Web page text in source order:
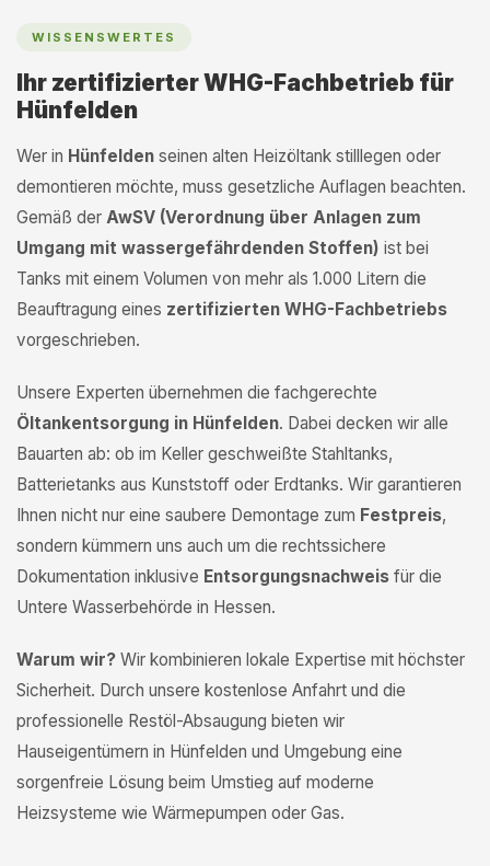
WISSENSWERTES
Ihr zertifizierter WHG-Fachbetrieb für
Hünfelden
Wer in Hünfelden seinen alten Heizöltank stilllegen oder
demontieren möchte, muss gesetzliche Auflagen beachten.
Gemäß der AwSV (Verordnung über Anlagen zum
Umgang mit wassergefährdenden Stoffen) ist bei
Tanks mit einem Volumen von mehr als 1.000 Litern die
Beauftragung eines zertifizierten WHG-Fachbetriebs
vorgeschrieben.
Unsere Experten übernehmen die fachgerechte
Öltankentsorgung in Hünfelden. Dabei decken wir alle
Bauarten ab: ob im Keller geschweißte Stahltanks,
Batterietanks aus Kunststoff oder Erdtanks. Wir garantieren
Ihnen nicht nur eine saubere Demontage zum Festpreis,
sondern kümmern uns auch um die rechtssichere
Dokumentation inklusive Entsorgungsnachweis für die
Untere Wasserbehörde in Hessen.
Warum wir? Wir kombinieren lokale Expertise mit höchster
Sicherheit. Durch unsere kostenlose Anfahrt und die
professionelle Restöl-Absaugung bieten wir
Hauseigentümern in Hünfelden und Umgebung eine
sorgenfreie Lösung beim Umstieg auf moderne
Heizsysteme wie Wärmepumpen oder Gas.